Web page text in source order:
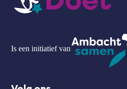
Is een initiatief van